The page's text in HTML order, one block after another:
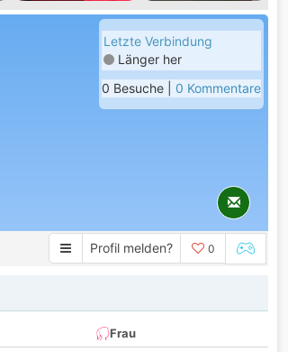
Letzte Verbindung
Länger her
0 Besuche | 0 Kommentare
Profil melden? 0
Frau